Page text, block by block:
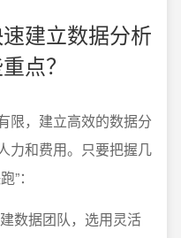
建立数据分析
点？
限，建立高效的数据分
力和费用。只要把握几
：
数据团队，选用灵活